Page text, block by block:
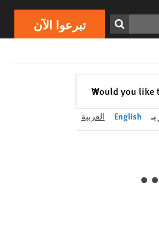
تبرعوا الآن
Would you like
✕إغلاق
Print تبرعوا الآن
English العربية